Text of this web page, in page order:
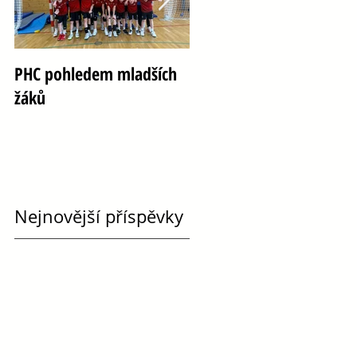
PHC pohledem mladších
žáků
Nejnovější příspěvky